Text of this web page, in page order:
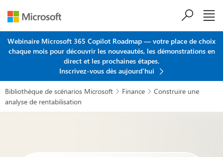
Webinaire Microsoft 365 Copilot Roadmap — votre place de choix
chaque mois pour découvrir les nouveautés, les démonstrations en
direct et les prochaines étapes.
Inscrivez-vous dès aujourd'hui
Bibliothèque de scénarios Microsoft  Finance  Construire une
analyse de rentabilisation